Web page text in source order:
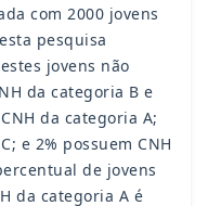
com 2000 jovens
pesquisa
jovens não
da categoria B e
da categoria A;
e 2% possuem CNH
de jovens
da categoria A é